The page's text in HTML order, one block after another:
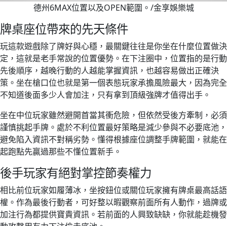
德州6MAX位置以及OPEN範圍。/金享娛樂城
牌桌座位帶來的先天條件
玩這款遊戲除了牌好與心穩，最關鍵往往是你坐在什麼位置做決
定，這就是老手常說的位置優勢。在下注圈中，位置指的是行動
先後順序，越晚行動的人越能掌握資訊，也越容易做出正確決
策。坐在槍口位也就是第一個表態玩家承擔風險最大，因為完全
不知道後面多少人會加注，只有拿到頂級強牌才值得出手。
坐在中位玩家雖然避開首當其衝危險，但依然受後方牽制，必須
謹慎挑起手牌。處於不利位置最好策略是減少參與不必要底池，
避免陷入資訊不對稱劣勢。懂得根據座位調整手牌範圍，就能在
起跑點先贏過那些不懂位置新手。
後手玩家有絕對掌控節奏權力
相比前位玩家如履薄冰，坐按鈕位或關位玩家擁有牌桌最高話語
權。作為最後行動者，可好整以暇觀察前面所有人動作，過牌或
加注行為都提供寶貴資訊。若前面的人興致缺缺，你就能趁機發